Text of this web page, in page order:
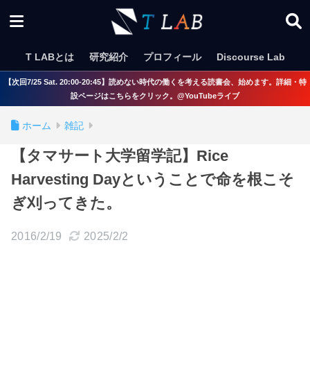
T LABとは 研究紹介 プロフィール Discourse Lab
【次回7/25 Sat. 20:00-20:45】読めない時代の働くを考える読書会、始めます。詳細・特
設ページはこちらをクリック。@YouTubeライブ
ホーム 雑記
【タマサート大学留学記】Rice
Harvesting Dayということで命を根こそ
ぎ刈ってきた。
2016/2/19 2025/2/2